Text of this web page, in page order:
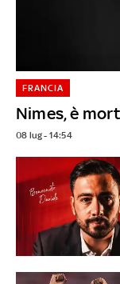
Nimes, è
FRANCIA
08 lug - 14:54